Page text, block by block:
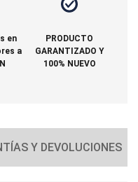
en
a
PRODUCTO
GARANTIZADO Y
100% NUEVO
Y DEVOLUCIONES